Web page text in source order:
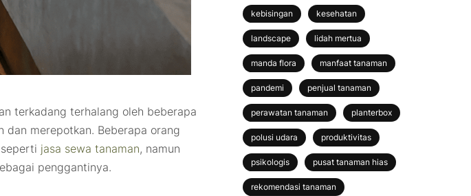
terkadang terhalang oleh beberapa
merepotkan. Beberapa orang
jasa sewa tanaman, namun
penggantinya.
kebisingan kesehatan
landscape lidah mertua
manda flora manfaat tanaman
pandemi penjual tanaman
perawatan tanaman planterbox
polusi udara produktivitas
psikologis pusat tanaman hias
rekomendasi tanaman